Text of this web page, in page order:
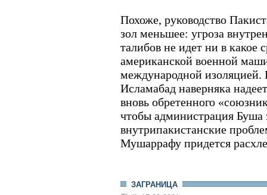
Похоже, руководство
зол меньшее: угроза
талибов не идет ни в какое
американской военной
международной изоляцией.
Исламабад наверняка
вновь обретенного
чтобы администрация Буша
внутрипакистанские
Мушаррафу придется
ЗАГРАНИЦА